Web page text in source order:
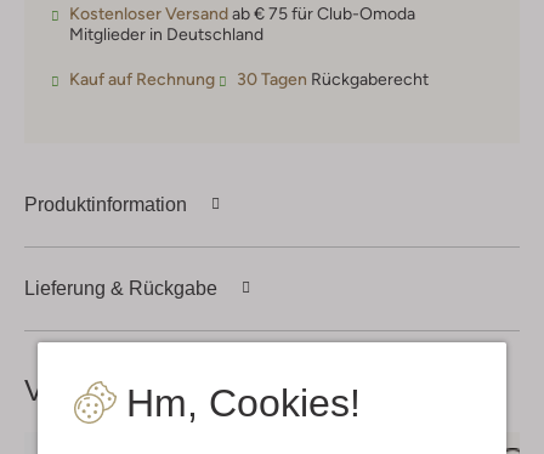
Hm, Cookies!
Kostenloser Versandab € 75 für Club-Omoda
Mitglieder in Deutschland
Kauf auf Rechnung 30 Tagen Rückgaberecht
Produktinformation
Lieferung & Rückgabe
Vervollständige deinenLook